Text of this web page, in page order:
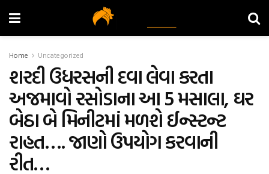
Home Uncategorized
શરદી ઉધરસની દવા લેવા કરતા
અજમાવો રસોડાના આ 5 મસાલા, ઘર
બેઠા બે મિનીટમાં મળશે ઈન્સ્ટન્ટ
રાહત…. જાણો ઉપયોગ કરવાની
રીત…